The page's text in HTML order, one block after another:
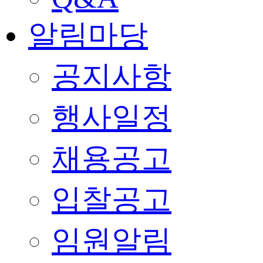
알림마당
공지사항
행사일정
채용공고
입찰공고
임원알림